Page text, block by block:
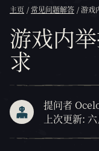
主页 常见问题解答 游戏
游戏内
求
提问者
上次更新: